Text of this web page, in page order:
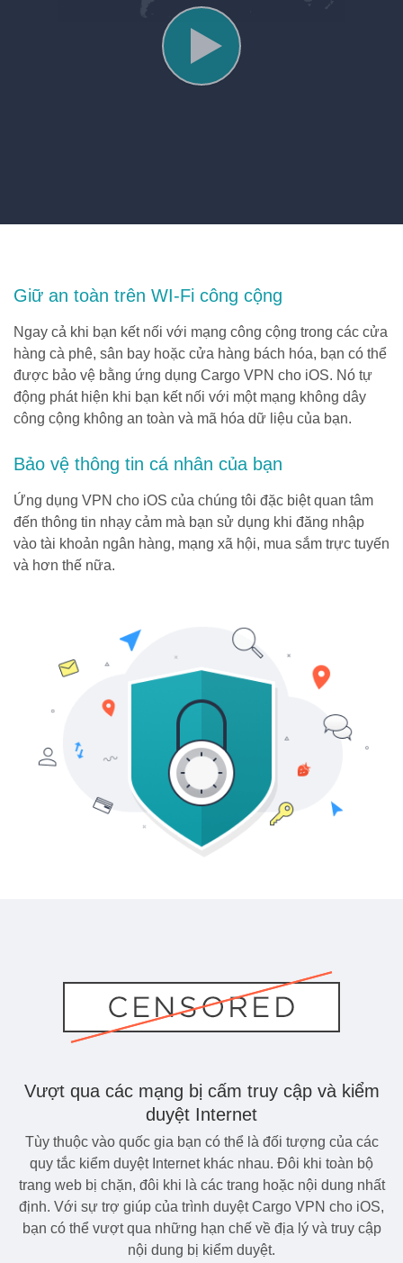
Giữ an toàn trên WI-Fi công cộng
Ngay cả khi bạn kết nối với mạng công cộng trong các cửa
hàng cà phê, sân bay hoặc cửa hàng bách hóa, bạn có thể
được bảo vệ bằng ứng dụng Cargo VPN cho iOS. Nó tự
động phát hiện khi bạn kết nối với một mạng không dây
công cộng không an toàn và mã hóa dữ liệu của bạn.
Bảo vệ thông tin cá nhân của bạn
Ứng dụng VPN cho iOS của chúng tôi đặc biệt quan tâm
đến thông tin nhạy cảm mà bạn sử dụng khi đăng nhập
vào tài khoản ngân hàng, mạng xã hội, mua sắm trực tuyến
và hơn thế nữa.
Vượt qua các mạng bị cấm truy cập và kiểm
duyệt Internet
Tùy thuộc vào quốc gia bạn có thể là đối tượng của các
quy tắc kiểm duyệt Internet khác nhau. Đôi khi toàn bộ
trang web bị chặn, đôi khi là các trang hoặc nội dung nhất
định. Với sự trợ giúp của trình duyệt Cargo VPN cho iOS,
bạn có thể vượt qua những hạn chế về địa lý và truy cập
nội dung bị kiểm duyệt.